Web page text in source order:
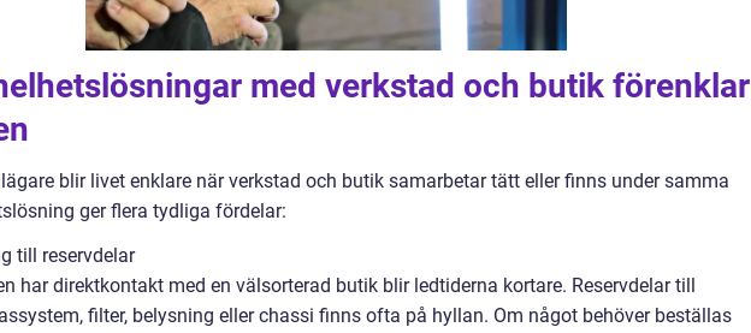
med verkstad och butik förenklar
blir livet enklare när verkstad och butik samarbetar tätt eller finns under samma
ger flera tydliga fördelar:
till reservdelar
har direktkontakt med en välsorterad butik blir ledtiderna kortare. Reservdelar till
filter, belysning eller chassi finns ofta på hyllan. Om något behöver beställas